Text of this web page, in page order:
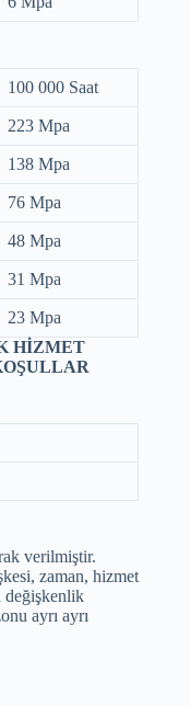
100 000 Saat
223 Mpa
138 Mpa
76 Mpa
48 Mpa
31 Mpa
23 Mpa
HİZMET
verilmiştir.
zaman, hizmet
değişkenlik
ayrı ayrı